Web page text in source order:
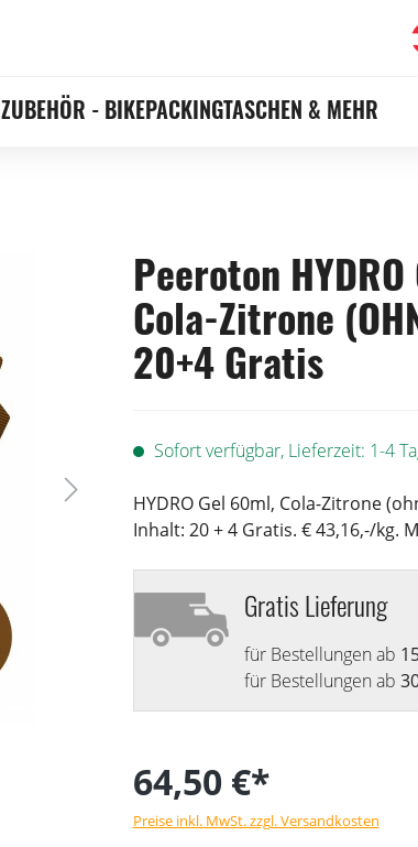
ZUBEHÖR - BIKEPACKINGTASCHEN & MEHR
Peeroton
Cola-Zitrone
20+4 Gratis
Sofort verfügbar, Lieferzeit: 1-4
HYDRO Gel 60ml, Cola-Zitrone
Inhalt: 20 + 4 Gratis. € 43,16,-/kg.
Gratis Lieferung
für Bestellungen ab
für Bestellungen ab
64,50 €*
Preise inkl. MwSt. zzgl. Versandkosten